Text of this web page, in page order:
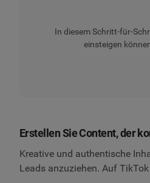
In diesem Schritt-für-
einsteigen
Erstellen Sie Content, der
Kreative und authentische
Leads anzuziehen. Auf